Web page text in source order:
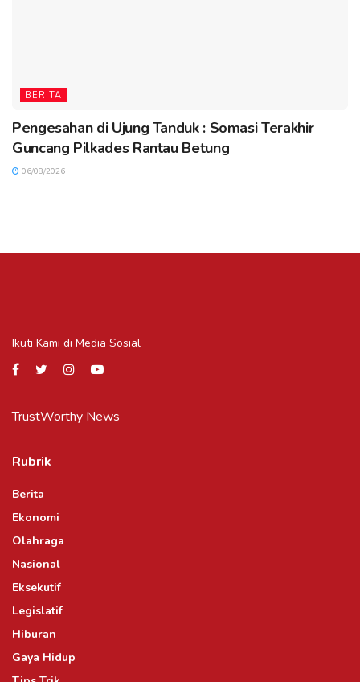
BERITA
Pengesahan di Ujung Tanduk : Somasi Terakhir
Guncang Pilkades Rantau Betung
06/08/2026
Ikuti Kami di Media Sosial
TrustWorthy News
Rubrik
Berita
Ekonomi
Olahraga
Nasional
Eksekutif
Legislatif
Hiburan
Gaya Hidup